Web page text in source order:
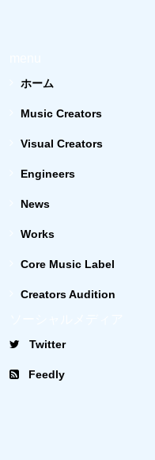
ホーム
Music Creators
Visual Creators
Engineers
News
Works
Core Music Label
Creators Audition
Twitter
Feedly